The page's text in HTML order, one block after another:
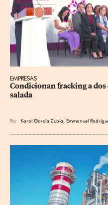
EMPRESAS
Condicionan fracking a dos
salada
Por Karol García Zubía Emmanuel